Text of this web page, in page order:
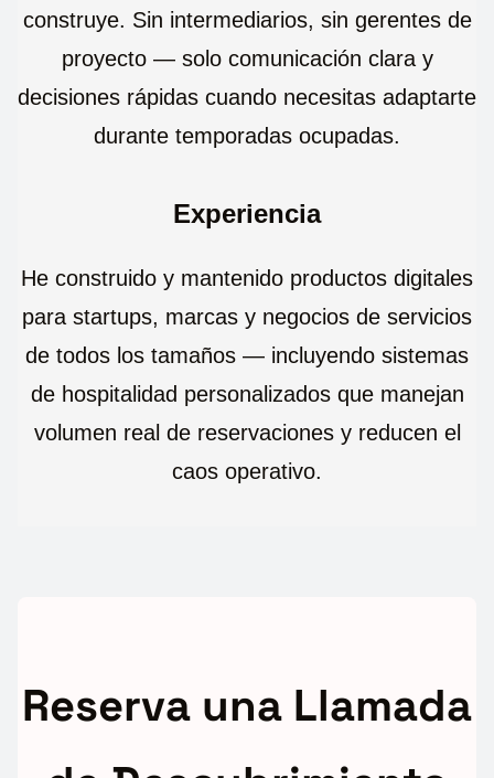
construye. Sin intermediarios, sin gerentes de
proyecto — solo comunicación clara y
decisiones rápidas cuando necesitas adaptarte
durante temporadas ocupadas.
Experiencia
He construido y mantenido productos digitales
para startups, marcas y negocios de servicios
de todos los tamaños — incluyendo sistemas
de hospitalidad personalizados que manejan
volumen real de reservaciones y reducen el
caos operativo.
Reserva una Llamada